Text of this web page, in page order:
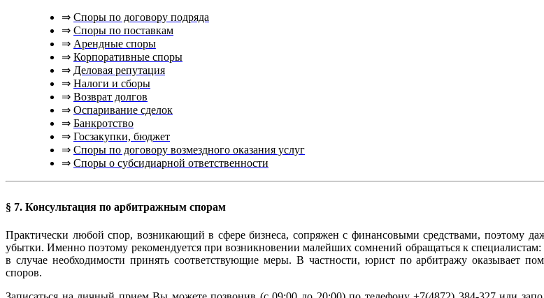
⇒ Споры по договору подряда
⇒ Споры по поставкам
⇒ Арендные споры
⇒ Корпоративные споры
⇒ Деловая репутация
⇒ Налоги и сборы
⇒ Возврат долгов
⇒ Оспаривание сделок
⇒ Банкротство
⇒ Госзакупки, бюджет
⇒ Споры по договору возмездного оказания услуг
⇒ Споры о субсидиарной ответственности
§ 7. Консультация по арбитражным спорам
Практически любой спор, возникающий в сфере бизнеса, сопряжен с финансовыми средствами, поэтому
убытки. Именно поэтому рекомендуется при возникновении малейших сомнений обращаться к
в случае необходимости принять соответствующие меры. В частности, юрист по арбитражу оказывает
споров.